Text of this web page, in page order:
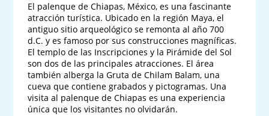
El palenque de Chiapas, México, es una fascinante
atracción turística. Ubicado en la región Maya, el
antiguo sitio arqueológico se remonta al año 700
d.C. y es famoso por sus construcciones magníficas.
El templo de las Inscripciones y la Pirámide del Sol
son dos de las principales atracciones. El área
también alberga la Gruta de Chilam Balam, una
cueva que contiene grabados y pictogramas. Una
visita al palenque de Chiapas es una experiencia
única que los visitantes no olvidarán.